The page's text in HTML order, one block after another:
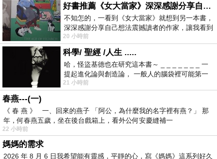
好書推薦《女大當家》深深感謝分享自己想法震撼讀者的作家，讓我看到不同樣貌的家庭！
不知怎的，一看到《女大當家》就想到另一本書，
深深感謝分享自己想法震撼讀者的作家，讓我看到
不同樣貌的家庭！ 《女大
20 小時前
科學/ 聖經 /人生 .....
哈，怪盜基德也在研究這本書～ _ _ _ _ _ _ _ 一
提起進化論與創造論， 一般人的腦袋裡可能第一
時間就有「 進化論很科
21 小時前
春燕---(一)
《 春 燕 》 一、回來的燕子 「阿公，為什麼我的名字裡有燕？」 那
年，何春燕五歲，坐在後台戲箱上，看外公何安慶縫補一
22 小時前
媽媽的需求
2026 年 8 月 6 日我希望能有靈感，平靜的心，寫《媽媽》這系列好久